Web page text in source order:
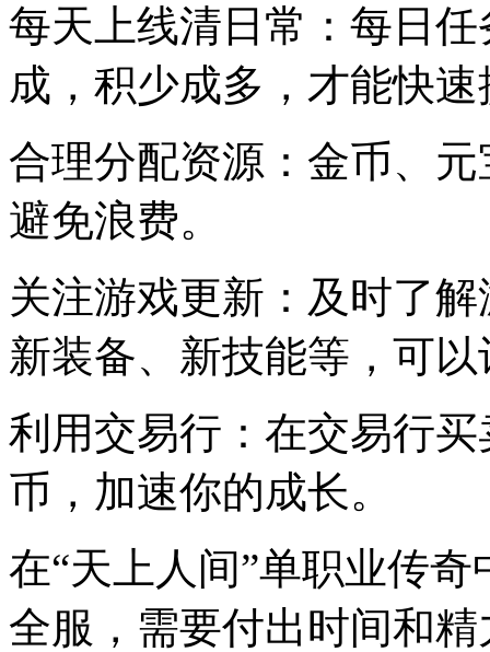
每天上线清日常：每日
成，积少成多，才能快
合理分配资源：金币、
避免浪费。
关注游戏更新：及时了
新装备、新技能等，可
利用交易行：在交易行
币，加速你的成长。
在“天上人间”单职业传
全服，需要付出时间和